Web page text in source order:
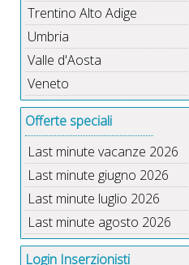
Trentino Alto Adige
Umbria
Valle d'Aosta
Veneto
Offerte speciali
Last minute vacanze 2026
Last minute giugno 2026
Last minute luglio 2026
Last minute agosto 2026
Login Inserzionisti